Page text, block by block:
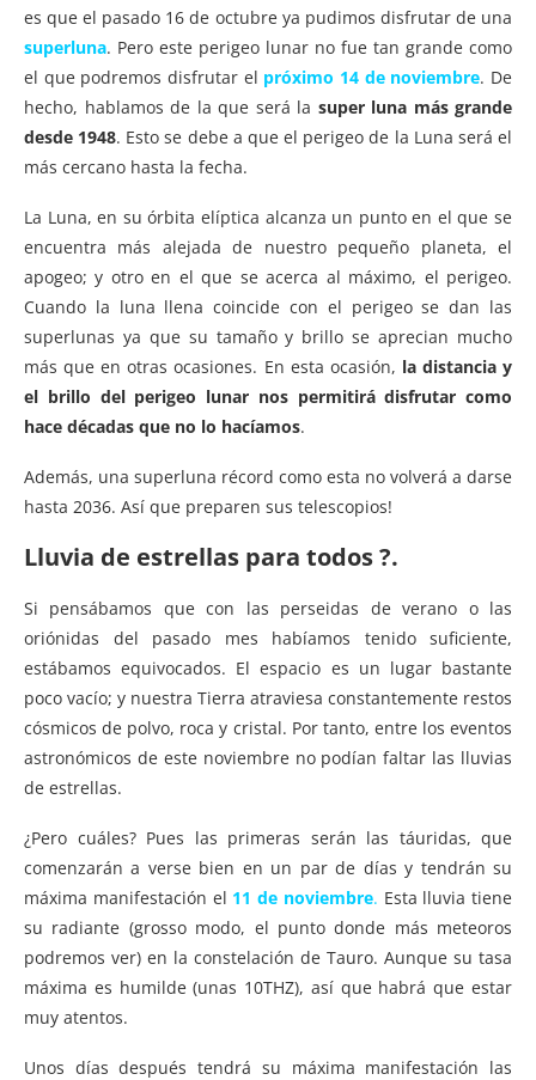
es que el pasado 16 de octubre ya pudimos disfrutar de una
superluna. Pero este perigeo lunar no fue tan grande como
el que podremos disfrutar el próximo 14 de noviembre. De
hecho, hablamos de la que será la super luna más grande
desde 1948. Esto se debe a que el perigeo de la Luna será el
más cercano hasta la fecha.
La Luna, en su órbita elíptica alcanza un punto en el que se
encuentra más alejada de nuestro pequeño planeta, el
apogeo; y otro en el que se acerca al máximo, el perigeo.
Cuando la luna llena coincide con el perigeo se dan las
superlunas ya que su tamaño y brillo se aprecian mucho
más que en otras ocasiones. En esta ocasión, la distancia y
el brillo del perigeo lunar nos permitirá disfrutar como
hace décadas que no lo hacíamos.
Además, una superluna récord como esta no volverá a darse
hasta 2036. Así que preparen sus telescopios!
Lluvia de estrellas para todos?.
Si pensábamos que con las perseidas de verano o las
oriónidas del pasado mes habíamos tenido suficiente,
estábamos equivocados. El espacio es un lugar bastante
poco vacío; y nuestra Tierra atraviesa constantemente restos
cósmicos de polvo, roca y cristal. Por tanto, entre los eventos
astronómicos de este noviembre no podían faltar las lluvias
de estrellas.
¿Pero cuáles? Pues las primeras serán las táuridas, que
comenzarán a verse bien en un par de días y tendrán su
máxima manifestación el 11 de noviembre. Esta lluvia tiene
su radiante (grosso modo, el punto donde más meteoros
podremos ver) en la constelación de Tauro. Aunque su tasa
máxima es humilde (unas 10THZ), así que habrá que estar
muy atentos.
Unos días después tendrá su máxima manifestación las